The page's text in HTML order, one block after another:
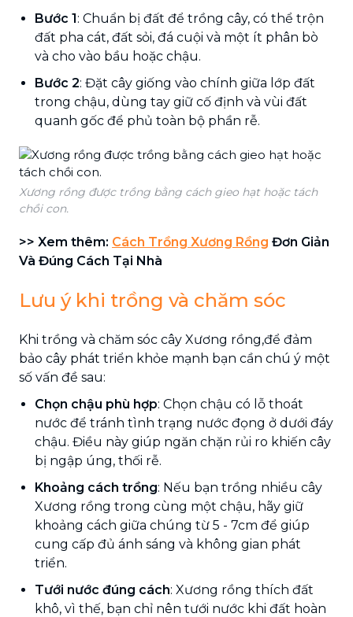
Bước 1: Chuẩn bị đất để trồng cây, có thể trộn
đất pha cát, đất sỏi, đá cuội và một ít phân bò
và cho vào bầu hoặc chậu.
Bước 2: Đặt cây giống vào chính giữa lớp đất
trong chậu, dùng tay giữ cố định và vùi đất
quanh gốc để phủ toàn bộ phần rễ.
Xương rồng được trồng bằng cách gieo hạt hoặc tách
chồi con.
>> Xem thêm: Cách Trồng Xương Rồng Đơn Giản
Và Đúng Cách Tại Nhà
Lưu ý khi trồng và chăm sóc
Khi trồng và chăm sóc cây Xương rồng,để đảm
bảo cây phát triển khỏe mạnh bạn cần chú ý một
số vấn đề sau:
Chọn chậu phù hợp: Chọn chậu có lỗ thoát
nước để tránh tình trạng nước đọng ở dưới đáy
chậu. Điều này giúp ngăn chặn rủi ro khiến cây
bị ngập úng, thối rễ.
Khoảng cách trồng: Nếu bạn trồng nhiều cây
Xương rồng trong cùng một chậu, hãy giữ
khoảng cách giữa chúng từ 5 - 7cm để giúp
cung cấp đủ ánh sáng và không gian phát
triển.
Tưới nước đúng cách: Xương rồng thích đất
khô, vì thế, bạn chỉ nên tưới nước khi đất hoàn